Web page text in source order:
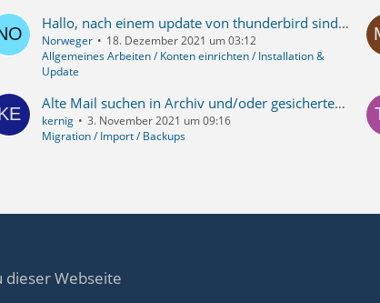
Hallo, nach einem update von thunderbird sind die texte in allen ordnern verschwunden??? in thunderbird fehlt bei einem ordner die spalte betreff sonst alles o.k..
Norweger
18. Dezember 2021 um 03:12
Allgemeines Arbeiten / Konten einrichten / Installation &
Update
Alte Mail suchen in Archiv und/oder gesichertem Profil
kernig
3. November 2021 um 09:16
Migration / Import / Backups
dieser Webseite